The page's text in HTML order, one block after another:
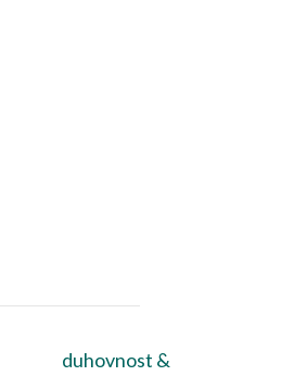
duhovnost &